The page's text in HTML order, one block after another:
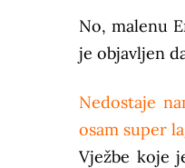
No, malenu
je objavljen
Nedostaje
osam super
Vježbe koje